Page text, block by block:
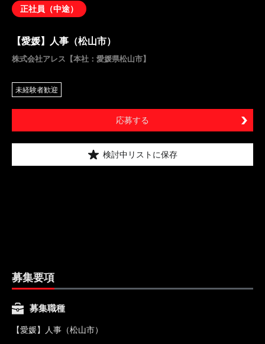
正社員（中途）
【愛媛】人事（松山市）
株式会社アレス【本社：愛媛県松山市】
未経験者歓迎
応募する
検討中リストに保存
募集要項
募集職種
【愛媛】人事（松山市）